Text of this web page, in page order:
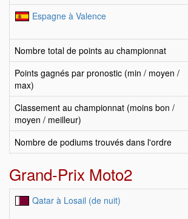
Espagne à Valence
Nombre total de points au championnat
Points gagnés par pronostic (min / moyen /
max)
Classement au championnat (moins bon /
moyen / meilleur)
Nombre de podiums trouvés dans l'ordre
Grand-Prix Moto2
Qatar à Losail (de nuit)